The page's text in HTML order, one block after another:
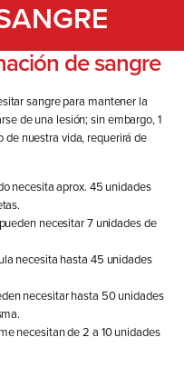
de sangre
sangre para mantener la
de una lesión; sin embargo, 1
nuestra vida, requerirá de
necesita aprox. 45 unidades
necesitar 7 unidades de
necesita hasta 45 unidades
necesitar hasta 50 unidades
necesitan de 2 a 10 unidades